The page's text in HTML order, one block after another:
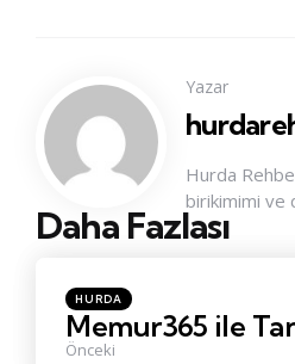
Yazar
Hurda
birikimimi ve
Daha Fazlası
Konu
Navigasyonu
Posted
in
HURDA
Memur365 ile
Önceki